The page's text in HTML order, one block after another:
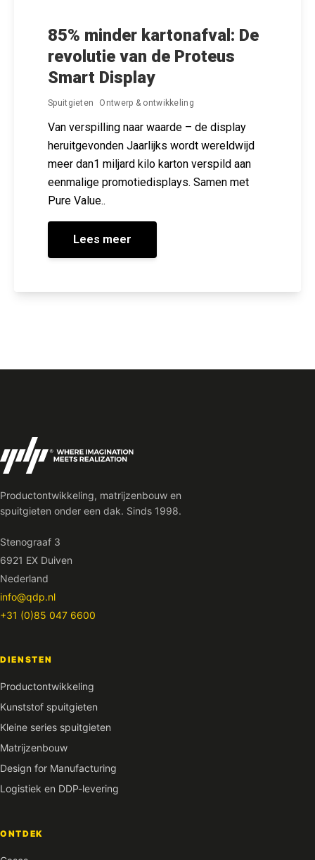
85% minder kartonafval: De
revolutie van de Proteus
Smart Display
Spuitgieten Ontwerp & ontwikkeling
Van verspilling naar waarde – de display
heruitgevonden Jaarlijks wordt wereldwijd
meer dan1 miljard kilo karton verspild aan
eenmalige promotiedisplays. Samen met
Pure Value..
Lees meer
Productontwikkeling, matrijzenbouw en
spuitgieten onder een dak. Sinds 1998.
Stenograaf 3
6921 EX Duiven
Nederland
info@qdp.nl
+31 (0)85 047 6600
DIENSTEN
Productontwikkeling
Kunststof spuitgieten
Kleine series spuitgieten
Matrijzenbouw
Design for Manufacturing
Logistiek en DDP-levering
ONTDEK